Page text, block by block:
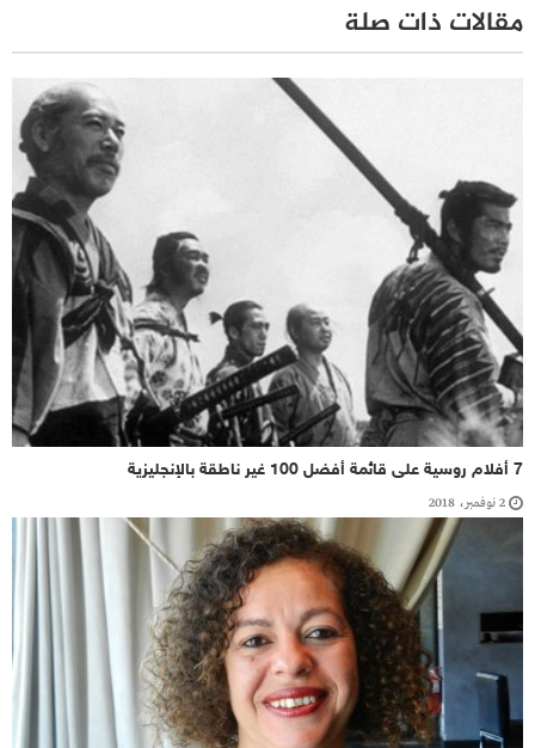
مقالات ذات صلة
7 أفلام روسية على قائمة أفضل 100 غير ناطقة بالإنجليزية
2 نوفمبر، 2018